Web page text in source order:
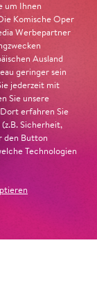
DER
Lady
um Ihnen
Komische Oper
Werbepartner
Ausland
geringer sein
jederzeit mit
Sie unsere
erfahren Sie
Sicherheit,
den Button
Technologien